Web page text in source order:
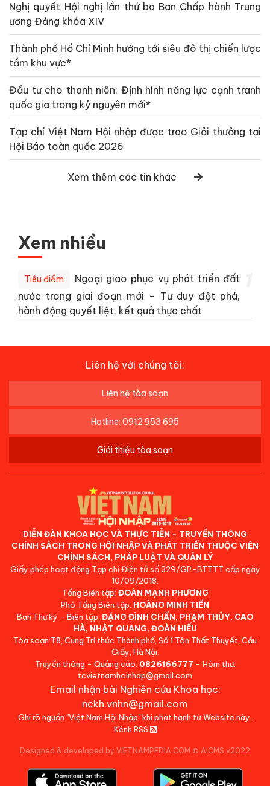
Nghị quyết Hội nghị lần thứ ba Ban Chấp hành Trung
ương Đảng khóa XIV
Thành phố Hồ Chí Minh hướng tới siêu đô thị chiến lược
tầm khu vực*
Đầu tư cho thanh niên: Định hình năng lực cạnh tranh
quốc gia trong kỷ nguyên mới*
Tạp chí Việt Nam Hội nhập được trao Giải thưởng tại
Hội Báo toàn quốc 2026
Xem thêm các tin khác
Xem nhiều
Tiêu điểm
Ngoại giao phục vụ phát triển đất
nước trong giai đoạn mới – Tư duy đột phá,
hành động quyết liệt, kết quả thực chất
Liên hệ với chúng tôi:
Liên hệ tòa soạn
Hotline: 0912 953 695
Giới thiệu tòa soạn
DIỄN ĐÀN KHOA HỌC VÀ THỰC TIỄN - TRUYỀN THÔNG
CHÍNH SÁCH TRONG HỘI NHẬP VÀ PHÁT TRIỂN THUỘC VIỆN
CHÍNH SÁCH, PHÁP LUẬT VÀ QUẢN LÝ
Giấy phép hoạt động Tạp chí Điện tử số 329/GP-BTTTT cấp ngày
10/09/2018.
Tổng Biên tập: ĐOÀN MẠNH PHƯƠNG
Phó Tổng Biên tập: HOÀNG MINH TIẾN
Ban Thư ký - Biên tập: ĐẶNG ĐÌNH CHẤN, PHẠM THỦY, CAO
HÀ, NHẬT QUANG, ĐOÀN HIẾU
Tòa soạn:T8, Cung Trí thức Thành phố, Số 1 Tôn Thất Thuyết, Cầu
Giấy, Hà Nội.
Truyền thông - Quảng cáo: 0826166777 - Hòm thư:
tcvietnamhoinhap@gmail.com
Email nhận bài Nghiên cứu Khoa học:
nckh.vnhn@gmail.com
Ghi rõ nguồn "Việt Nam Hội Nhập" khi phát hành từ Website này.
Kênh RSS
Designed & developed by VIETNAMPEDIA.COM © AICMS v2022